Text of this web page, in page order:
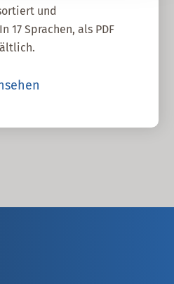
und
17 Sprachen, als PDF